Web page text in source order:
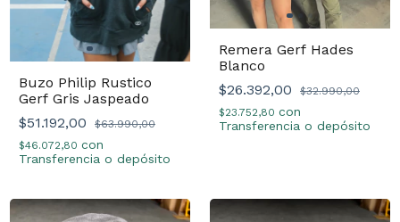
Buzo Philip Rustico
Gerf Gris Jaspeado
$51.192,00
$63.990,00
$46.072,80 con
Transferencia o depósito
Remera Gerf Hades
Blanco
$26.392,00
$32.990,00
$23.752,80 con
Transferencia o depósito